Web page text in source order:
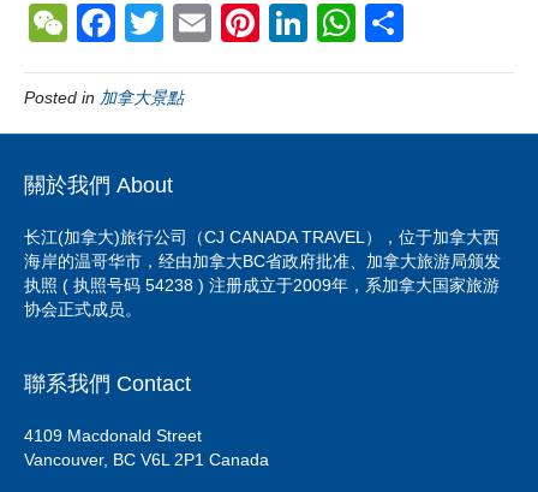
W
e
C
h
at
F
a
c
e
b
o
k
T
wi
tt
er
E
m
Pi
nt
e
Li
n
e
W
h
s
p
h
e
Posted in 加拿大景點
關於我們 About
长江(加拿大)旅行公司（CJ CANADA TRAVEL），位于加拿大西
海岸的温哥华市，经由加拿大BC省政府批准、加拿大旅游局颁发
执照 ( 执照号码 54238 ) 注册成立于2009年，系加拿大国家旅游
协会正式成员。
聯系我們 Contact
4109 Macdonald Street
Vancouver, BC V6L 2P1 Canada